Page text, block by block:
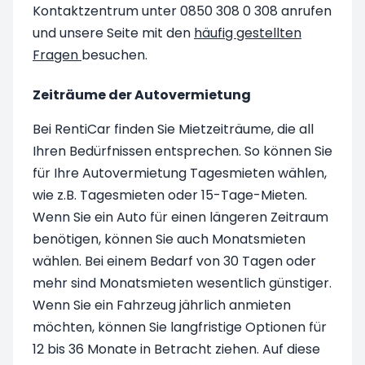
Kontaktzentrum unter 0850 308 0 308 anrufen
und unsere Seite mit den häufig gestellten
Fragen besuchen.
Zeiträume der Autovermietung
Bei RentiCar finden Sie Mietzeiträume, die all
Ihren Bedürfnissen entsprechen. So können Sie
für Ihre Autovermietung Tagesmieten wählen,
wie z.B. Tagesmieten oder 15-Tage-Mieten.
Wenn Sie ein Auto für einen längeren Zeitraum
benötigen, können Sie auch Monatsmieten
wählen. Bei einem Bedarf von 30 Tagen oder
mehr sind Monatsmieten wesentlich günstiger.
Wenn Sie ein Fahrzeug jährlich anmieten
möchten, können Sie langfristige Optionen für
12 bis 36 Monate in Betracht ziehen. Auf diese